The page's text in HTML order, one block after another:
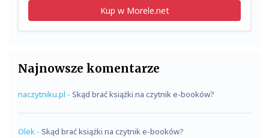
Kup w Morele.net
Najnowsze komentarze
naczytniku.pl - Skąd brać książki na czytnik e-booków?
Olek - Skąd brać książki na czytnik e-booków?